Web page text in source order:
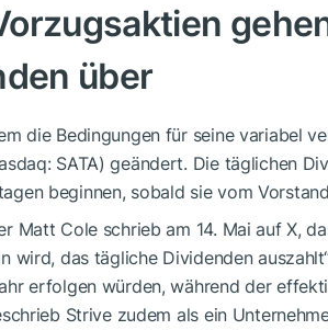
über
die Bedingungen für seine variabel
SATA) geändert. Die täglichen
beginnen, sobald sie vom
Matt Cole schrieb am 14. Mai auf X,
wird, das tägliche Dividenden
erfolgen würden, während der
Strive zudem als ein